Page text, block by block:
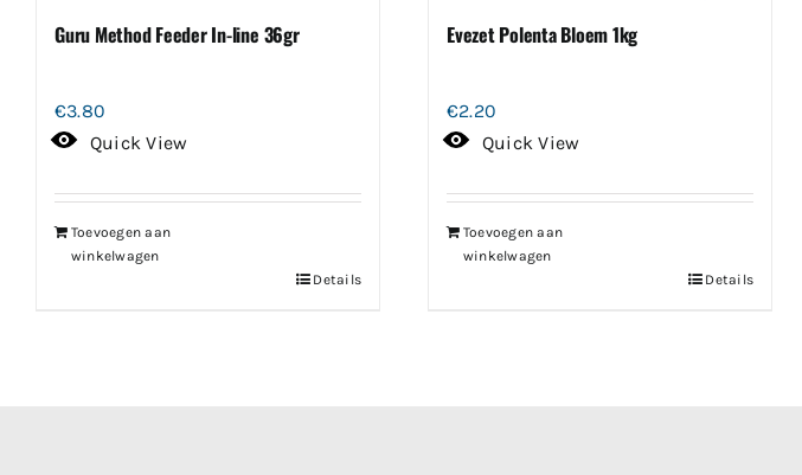
Guru Method Feeder In-line 36gr
€3.80
Quick View
Toevoegen aan
winkelwagen
Details
Evezet Polenta Bloem 1kg
€2.20
Quick View
Toevoegen aan
winkelwagen
Details